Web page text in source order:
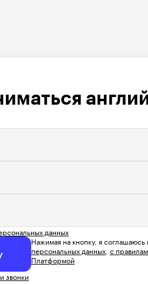
данных
Нажимая на кнопку, я соглашаюсь
персональных данных с
Платформой
звонки